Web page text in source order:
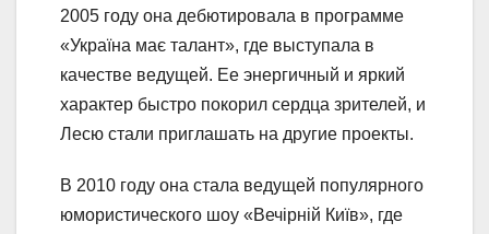
2005 году она дебютировала в программе
«Україна має талант», где выступала в
качестве ведущей. Ее энергичный и яркий
характер быстро покорил сердца зрителей, и
Лесю стали приглашать на другие проекты.
В 2010 году она стала ведущей популярного
юмористического шоу «Вечірній Київ», где